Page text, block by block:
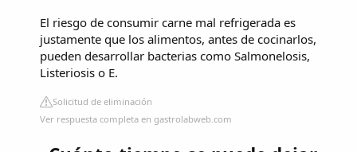
El riesgo de consumir carne mal refrigerada es
justamente que los alimentos, antes de cocinarlos,
pueden desarrollar bacterias como Salmonelosis,
Listeriosis o E.
Solicitud de eliminación
Ver respuesta completa en gastrolabweb.com